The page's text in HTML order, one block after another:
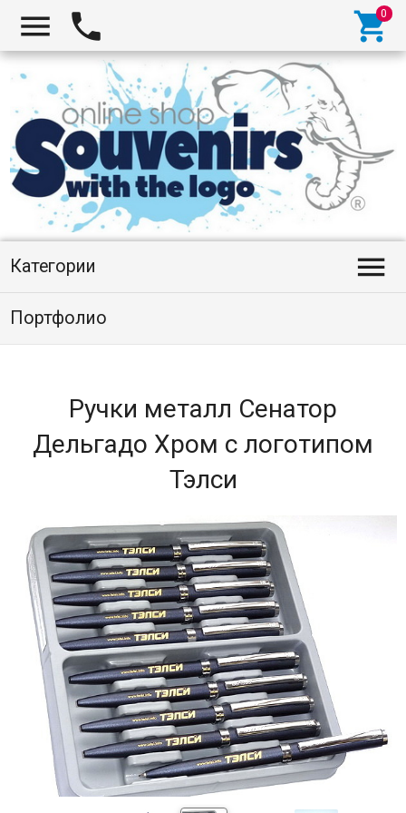
  
Категории 
Портфолио
Ручки металл Сенатор
Дельгадо Хром с логотипом
Тэлси